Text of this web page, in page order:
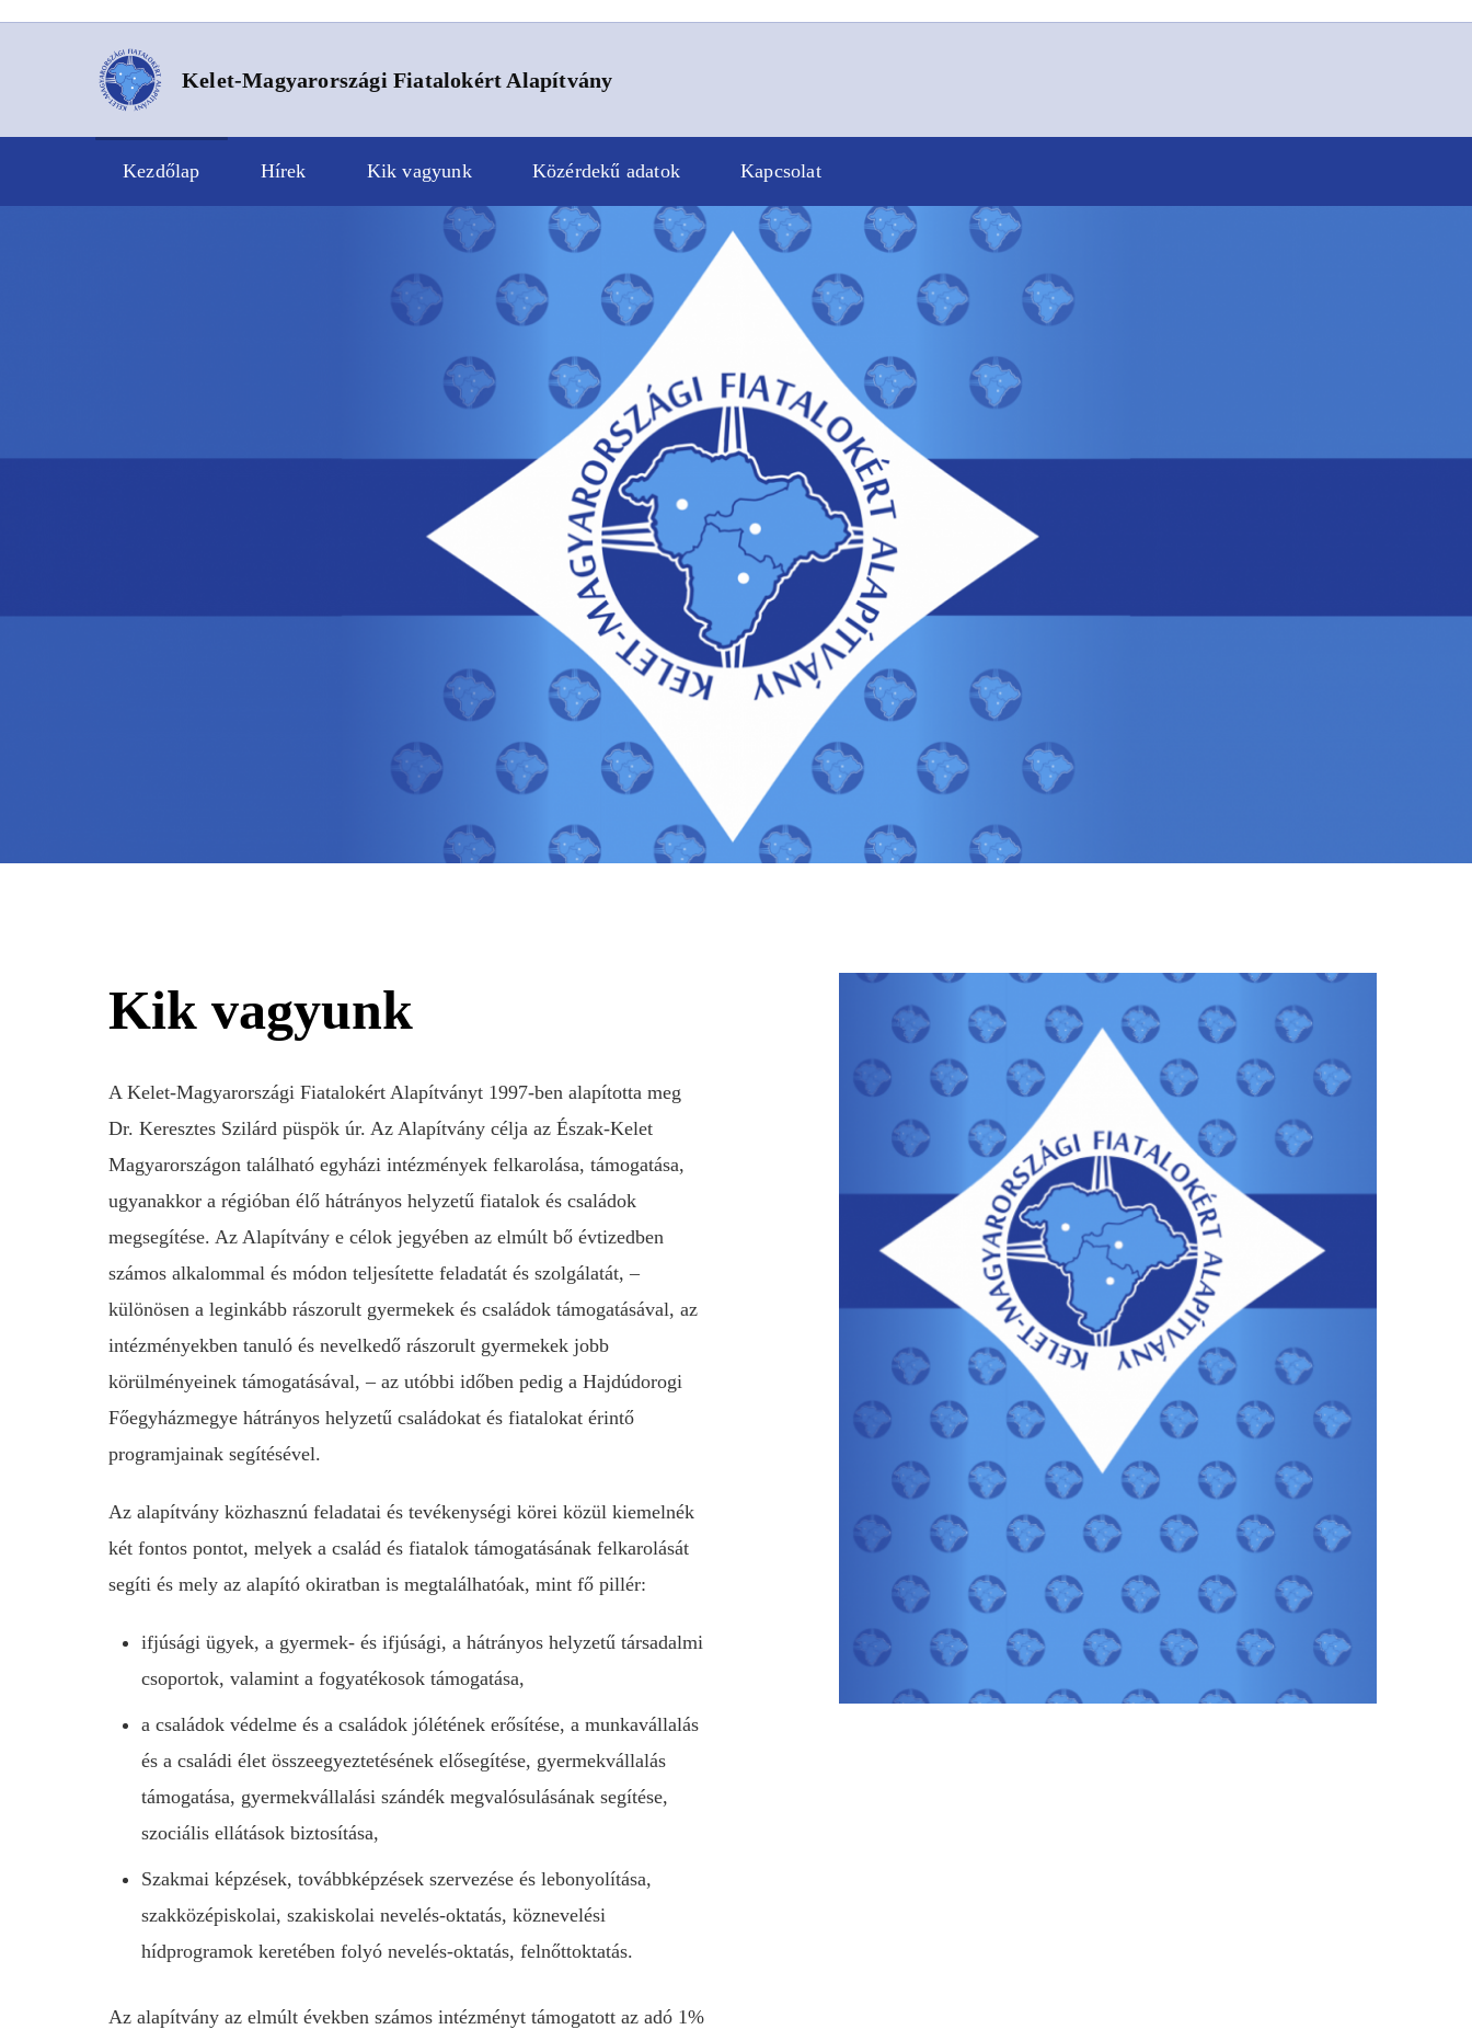
Kelet-Magyarországi Fiatalokért Alapítvány
Kezdőlap Hírek Kik vagyunk Közérdekű adatok Kapcsolat
Kik vagyunk
A Kelet-Magyarországi Fiatalokért Alapítványt 1997-ben alapította meg
Dr. Keresztes Szilárd püspök úr. Az Alapítvány célja az Észak-Kelet
Magyarországon található egyházi intézmények felkarolása, támogatása,
ugyanakkor a régióban élő hátrányos helyzetű fiatalok és családok
megsegítése. Az Alapítvány e célok jegyében az elmúlt bő évtizedben
számos alkalommal és módon teljesítette feladatát és szolgálatát, –
különösen a leginkább rászorult gyermekek és családok támogatásával, az
intézményekben tanuló és nevelkedő rászorult gyermekek jobb
körülményeinek támogatásával, – az utóbbi időben pedig a Hajdúdorogi
Főegyházmegye hátrányos helyzetű családokat és fiatalokat érintő
programjainak segítésével.
Az alapítvány közhasznú feladatai és tevékenységi körei közül kiemelnék
két fontos pontot, melyek a család és fiatalok támogatásának felkarolását
segíti és mely az alapító okiratban is megtalálhatóak, mint fő pillér:
ifjúsági ügyek, a gyermek- és ifjúsági, a hátrányos helyzetű társadalmi
csoportok, valamint a fogyatékosok támogatása,
a családok védelme és a családok jólétének erősítése, a munkavállalás
és a családi élet összeegyeztetésének elősegítése, gyermekvállalás
támogatása, gyermekvállalási szándék megvalósulásának segítése,
szociális ellátások biztosítása,
Szakmai képzések, továbbképzések szervezése és lebonyolítása,
szakközépiskolai, szakiskolai nevelés-oktatás, köznevelési
hídprogramok keretében folyó nevelés-oktatás, felnőttoktatás.
Az alapítvány az elmúlt években számos intézményt támogatott az adó 1%